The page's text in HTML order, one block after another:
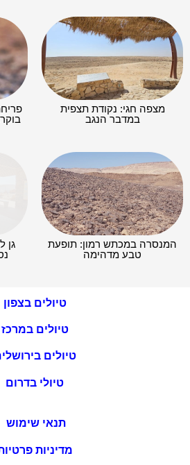
מצפה חגי: נקודת תצפית
במדבר הנגב
המנסרה במכתש רמון: תופעת
טבע מדהימה
גן
טיולים בצפון
טיולים במרכז
טיולים
טיולי בדרום
תנאי שימוש
מדיניות